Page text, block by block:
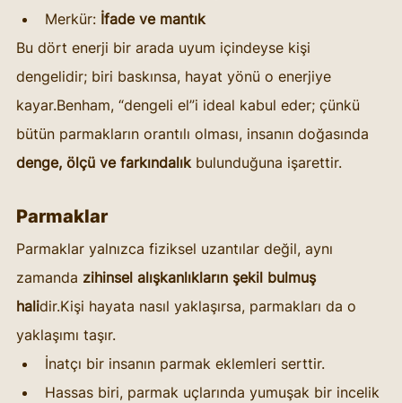
Merkür: İfade ve mantık
Bu dört enerji bir arada uyum içindeyse kişi
dengelidir; biri baskınsa, hayat yönü o enerjiye
kayar.Benham, “dengeli el”i ideal kabul eder; çünkü
bütün parmakların orantılı olması, insanın doğasında
denge, ölçü ve farkındalık bulunduğuna işarettir.
Parmaklar
Parmaklar yalnızca fiziksel uzantılar değil, aynı
zamanda zihinsel alışkanlıkların şekil bulmuş
halidir.Kişi hayata nasıl yaklaşırsa, parmakları da o
yaklaşımı taşır.
İnatçı bir insanın parmak eklemleri serttir.
Hassas biri, parmak uçlarında yumuşak bir incelik